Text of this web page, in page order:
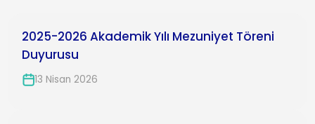
2025-2026 Akademik Yılı Mezuniyet Töreni
Duyurusu
13 Nisan 2026